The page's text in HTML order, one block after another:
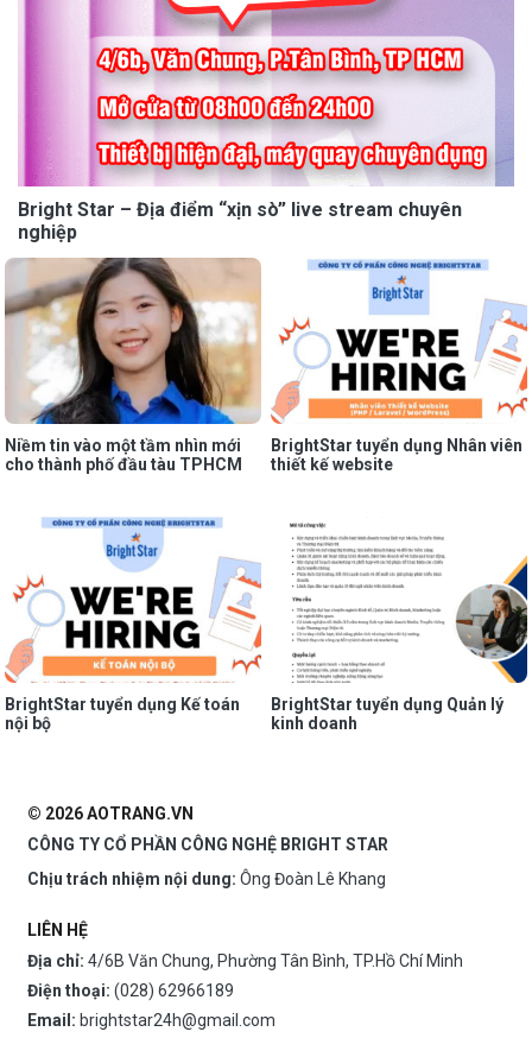
Bright Star – Địa điểm “xịn sò” live stream chuyên
nghiệp
Niềm tin vào một tầm nhìn mới
cho thành phố đầu tàu TPHCM
BrightStar tuyển dụng Nhân viên
thiết kế website
BrightStar tuyển dụng Kế toán
nội bộ
BrightStar tuyển dụng Quản lý
kinh doanh
© 2026 AOTRANG.VN
CÔNG TY CỔ PHẦN CÔNG NGHỆ BRIGHT STAR
Chịu trách nhiệm nội dung: Ông Đoàn Lê Khang
LIÊN HỆ
Địa chỉ: 4/6B Văn Chung, Phường Tân Bình, TP.Hồ Chí Minh
Điện thoại: (028) 62966189
Email: brightstar24h@gmail.com